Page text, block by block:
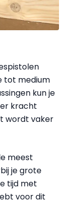
tot medium
kun je
kracht
wordt vaker
meest
je grote
tijd met
voor dit